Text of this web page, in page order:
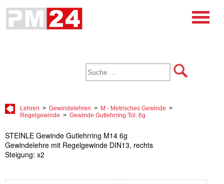
Lehren > Gewindelehren > M - Metrisches Gewinde >
Regelgewinde > Gewinde Gutlehrring Tol. 6g
STEINLE Gewinde Gutlehrring M14 6g
Gewindelehre mit Regelgewinde DIN13, rechts
Steigung: x2